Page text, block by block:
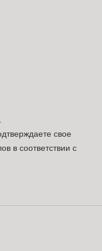
свое
в соответствии с